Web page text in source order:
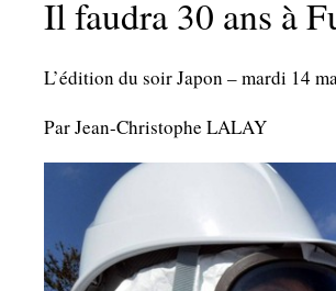
Il faudra 30 ans à
L’édition du soir Japon – mardi 14
Par Jean-Christophe LALAY